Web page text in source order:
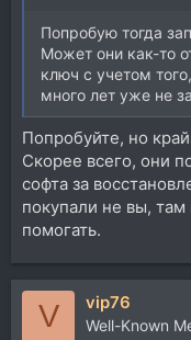
Попробую тогда
Может они как-то
ключ с учетом
много лет уже не
Попробуйте, но
Скорее всего, они
софта за
покупали не вы, там
помогать.
V vip76
Well-Known